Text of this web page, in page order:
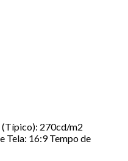
(Típico): 270cd/m2
Tela: 16:9 Tempo de